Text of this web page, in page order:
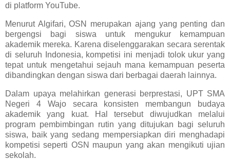
di platform YouTube.
Menurut Algifari, OSN merupakan ajang yang penting dan
bergengsi bagi siswa untuk mengukur kemampuan
akademik mereka. Karena diselenggarakan secara serentak
di seluruh Indonesia, kompetisi ini menjadi tolok ukur yang
tepat untuk mengetahui sejauh mana kemampuan peserta
dibandingkan dengan siswa dari berbagai daerah lainnya.
Dalam upaya melahirkan generasi berprestasi, UPT SMA
Negeri 4 Wajo secara konsisten membangun budaya
akademik yang kuat. Hal tersebut diwujudkan melalui
program pembimbingan rutin yang ditujukan bagi seluruh
siswa, baik yang sedang mempersiapkan diri menghadapi
kompetisi seperti OSN maupun yang akan mengikuti ujian
sekolah.